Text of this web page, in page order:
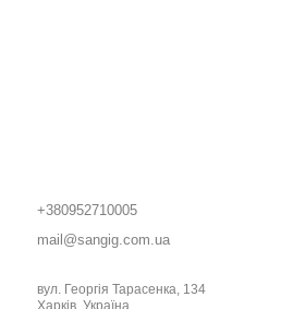
+380952710005
mail@sangig.com.ua
вул. Георгія Тарасенка, 134
Харків, Україна